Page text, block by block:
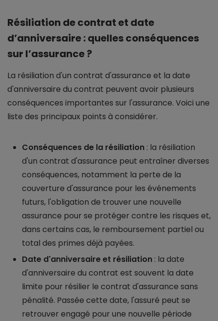
Résiliation de contrat et date
d’anniversaire : quelles conséquences
sur l’assurance ?
La résiliation d'un contrat d'assurance et la date
d'anniversaire du contrat peuvent avoir plusieurs
conséquences importantes sur l'assurance. Voici une
liste des principaux points à considérer.
Conséquences de la résiliation : la résiliation
d'un contrat d'assurance peut entraîner diverses
conséquences, notamment la perte de la
couverture d'assurance pour les événements
futurs, l'obligation de trouver une nouvelle
assurance pour se protéger contre les risques et,
dans certains cas, le remboursement partiel ou
total des primes déjà payées.
Date d'anniversaire et résiliation : la date
d'anniversaire du contrat est souvent la date
limite pour résilier le contrat d'assurance sans
pénalité. Passée cette date, l'assuré peut se
retrouver engagé pour une nouvelle période